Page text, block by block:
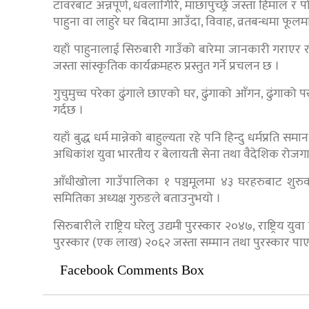
टावरबाट अन्नपूर्ण, धवलागिरि, माछापुच्छ्रे जस्ता हिमाल
पाहुना वा लाहुरे घर बिदामा आउँदा, विवाह, व्रतबन्धमा
यहाँ पाहुनालाई सिरुबारी गाउँको बारेमा जानकारी
जस्ता सांस्कृतिक कार्यक्रमहरु प्रस्तुत गर्ने प्रचलन छ ।
गुचुमुच्च परेका ढुंगाले छाएको घर, ढुंगाको आँगन, ढुंगाको
गर्दछ ।
यहाँ बुद्ध धर्म मान्नेको बाहुल्यता रहे पनि हिन्दु
अधिकांश युवा भारतीय र बेलायती सेना तथा वैदेशिक
आँधीखोला गाउँपालिका १ पञ्चमूलमा ४३ घरहरुबाट
समितिका अध्यक्ष गुरुङले बताउनुभयो ।
सिरुबारीले राष्ट्रिय घरेलु उद्यमी पुरस्कार २०४७, राष्ट्रिय
पुरस्कार (एक लाख) २०६२ जस्ता सम्मान तथा पुरस्कार
Facebook Comments Box